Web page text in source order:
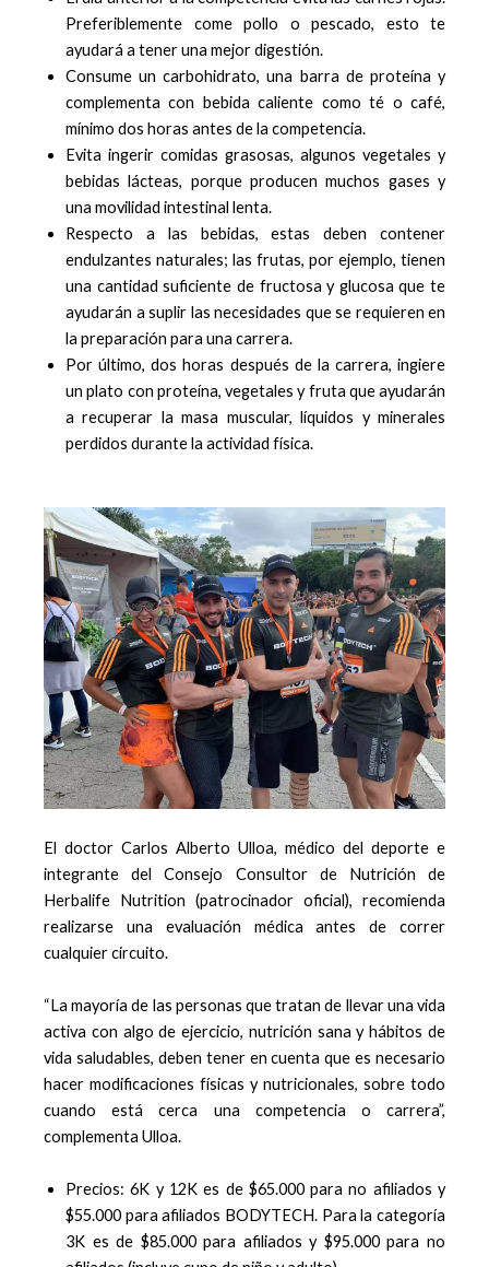
Preferiblemente come pollo o pescado, esto te
ayudará a tener una mejor digestión.
Consume un carbohidrato, una barra de proteína y
complementa con bebida caliente como té o café,
mínimo dos horas antes de la competencia.
Evita ingerir comidas grasosas, algunos vegetales y
bebidas lácteas, porque producen muchos gases y
una movilidad intestinal lenta.
Respecto a las bebidas, estas deben contener
endulzantes naturales; las frutas, por ejemplo, tienen
una cantidad suficiente de fructosa y glucosa que te
ayudarán a suplir las necesidades que se requieren en
la preparación para una carrera.
Por último, dos horas después de la carrera, ingiere
un plato con proteína, vegetales y fruta que ayudarán
a recuperar la masa muscular, líquidos y minerales
perdidos durante la actividad física.
El doctor Carlos Alberto Ulloa, médico del deporte e
integrante del Consejo Consultor de Nutrición de
Herbalife Nutrition (patrocinador oficial), recomienda
realizarse una evaluación médica antes de correr
cualquier circuito.
“La mayoría de las personas que tratan de llevar una vida
activa con algo de ejercicio, nutrición sana y hábitos de
vida saludables, deben tener en cuenta que es necesario
hacer modificaciones físicas y nutricionales, sobre todo
cuando está cerca una competencia o carrera”,
complementa Ulloa.
Precios: 6K y 12K es de $65.000 para no afiliados y
$55.000 para afiliados BODYTECH. Para la categoría
3K es de $85.000 para afiliados y $95.000 para no